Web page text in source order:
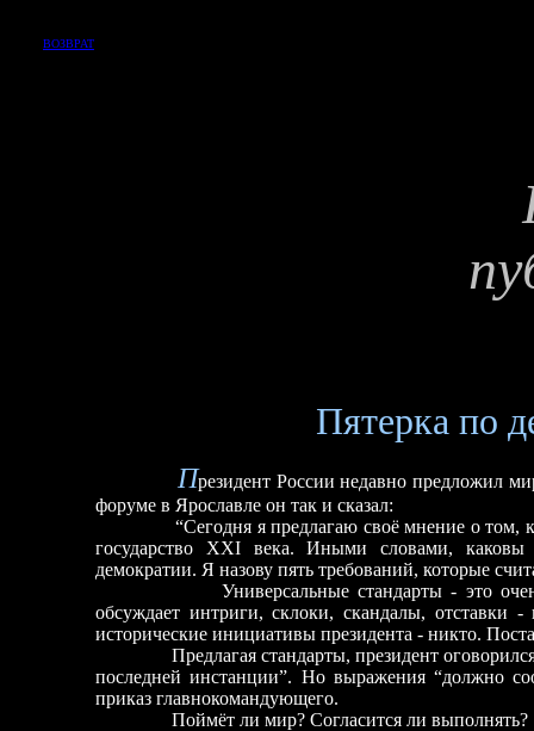
ВОЗВРАТ
Пятерка по
Президент России недавно предложил
форуме в Ярославле он так и сказал:
“Сегодня я предлагаю своё мнение о том,
государство XXI века. Иными словами, каковы
демократии. Я назову пять требований, которые
Универсальные стандарты - это очень
обсуждает интриги, склоки, скандалы, отставки
исторические инициативы президента - никто.
Предлагая стандарты, президент
последней инстанции”. Но выражения “должно
приказ главнокомандующего.
Поймёт ли мир? Согласится ли выполнять?